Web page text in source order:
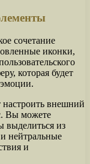
сочетание
иконки,
которая будет
внешний
Вы можете
выделиться из
нейтральные
и